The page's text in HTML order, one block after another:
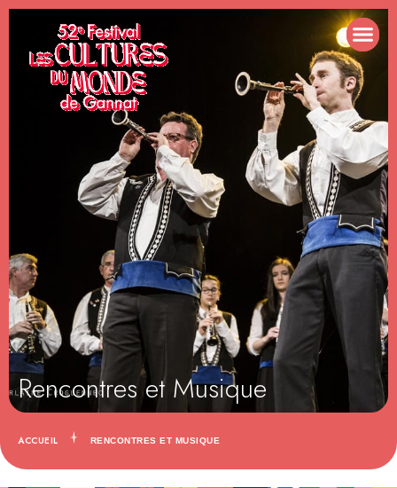
Rencontres et Musique
ACCUEIL RENCONTRES ET MUSIQUE